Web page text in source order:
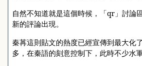
自然不知道就是這個時候，「qr 」討論
新的評論出現。
秦苒這則貼文的熱度已經宣傳到最大化
多，在秦語的刻意控制下，此時不少水軍